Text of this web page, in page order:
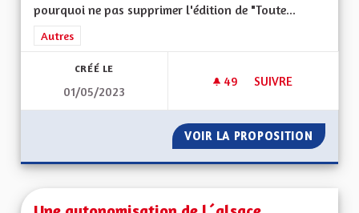
pourquoi ne pas supprimer l'édition de "Toute...
Filtrer les résultats de la catégorie : Autres
Autres
CRÉÉ LE
01/05/2023
49 49 ABONNÉS
SUIVRE
VOIR LA PROPOSITION UNE